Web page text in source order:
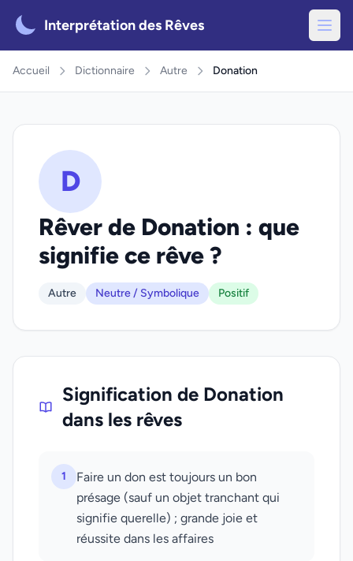
Interprétation des Rêves
Accueil Dictionnaire Autre Donation
D
Rêver de Donation : que
signifie ce rêve ?
Autre Neutre / Symbolique Positif
Signification de Donation
dans les rêves
1
Faire un don est toujours un bon
présage (sauf un objet tranchant qui
signifie querelle) ; grande joie et
réussite dans les affaires